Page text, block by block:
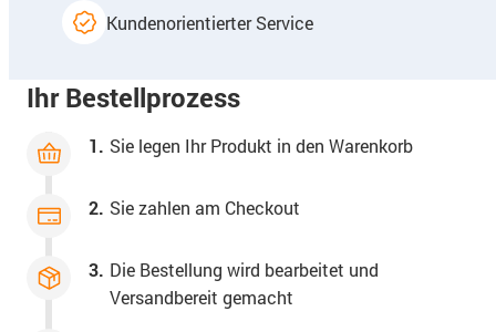
Kundenorientierter Service
Ihr Bestellprozess
1. Sie legen Ihr Produkt in den Warenkorb
2. Sie zahlen am Checkout
3. Die Bestellung wird bearbeitet und
Versandbereit gemacht